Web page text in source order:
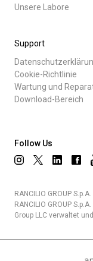
Unsere Labore
Support
Cookie-Richtlinie
Wartung und
Download-Bereich
Follow Us
RANCILIO GROUP
RANCILIO GROUP
Group LLC verwaltet